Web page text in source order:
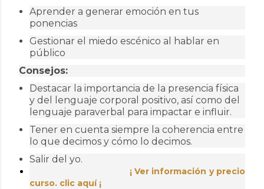
Aprender a generar emoción en tus
ponencias
Gestionar el miedo escénico al hablar en
público
Consejos:
Destacar la importancia de la presencia física
y del lenguaje corporal positivo, así como del
lenguaje paraverbal para impactar e influir.
Tener en cuenta siempre la coherencia entre
lo que decimos y cómo lo decimos.
Salir del yo.
¡ Ver información y precio
curso. clic aquí ¡